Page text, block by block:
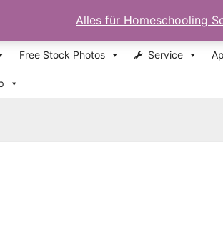
Alles für Homeschooling
Free Stock Photos Service